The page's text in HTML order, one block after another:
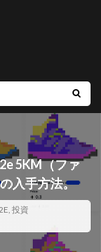
5KM（ファ
入手方法。
, 投資